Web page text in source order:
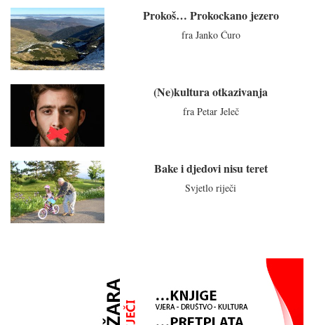
Prokoš… Prokockano jezero
fra Janko Ćuro
(Ne)kultura otkazivanja
fra Petar Jeleč
Bake i djedovi nisu teret
Svjetlo riječi